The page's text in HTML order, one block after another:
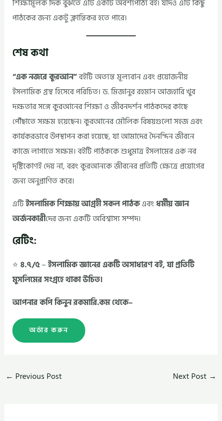
শিক্ষামূলক দিক বুঝতে এটি একটি অবশ্যপাঠ্য বই। যদিও এটি কিছু
পাঠকের জন্য একটু ক্লান্তিকর হতে পারে।
শেষ কথা
“এক নজরে কুরআন”বইটি অত্যন্ত মূল্যবান এবং প্রয়োজনীয়
ইসলামিক গ্রন্থ হিসেবে পরিচিত। ড. মিজানুর রহমান আজহারি খুব
দক্ষতার সঙ্গে কুরআনের শিক্ষা ও জীবনদর্শন পাঠকদের কাছে
পৌঁছাতে সক্ষম হয়েছেন। কুরআনের মৌলিক বিষয়গুলো সহজ এবং
কার্যকরভাবে উপস্থাপন করা হয়েছে, যা আমাদের দৈনন্দিন জীবনে
কাজে লাগাতে সক্ষম। বইটি পাঠককে শুধুমাত্র ইসলামের এক নব
দৃষ্টিকোণই দেয় না, বরং কুরআনকে জীবনের প্রতিটি ক্ষেত্রে প্রয়োগের
জন্য অনুপ্রাণিত করে।
এটিইসলামিক শিক্ষায় আগ্রহী সকল পাঠকএবংধর্মীয় জ্ঞান
অর্জনকারীদের জন্য একটি অবিশ্বাস্য সম্পদ।
রেটিং:
⭐৪.৭/৫–ইসলামিক জ্ঞানের একটি অসাধারণ বই, যা প্রতিটি
মুসলিমের সংগ্রহে থাকা উচিত।
আপনার কপি কিনুন রকমারি.কম থেকে–
অর্ডার করুন
← Previous Post Next Post →